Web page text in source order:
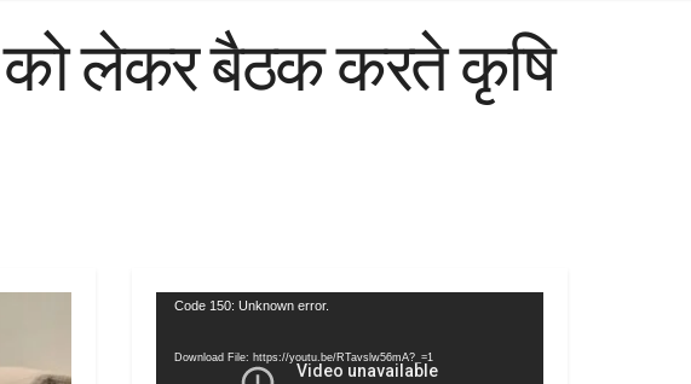
को लेकर बैठक करते कृषि
Video
Code 150: Unknown error.
Download File: https://youtu.be/RTavslw56mA?_=1